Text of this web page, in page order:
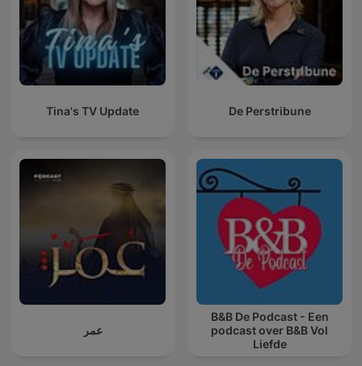
Tina's TV Update De Perstribune
عمر
B&B De Podcast - Een
podcast over B&B Vol
Liefde